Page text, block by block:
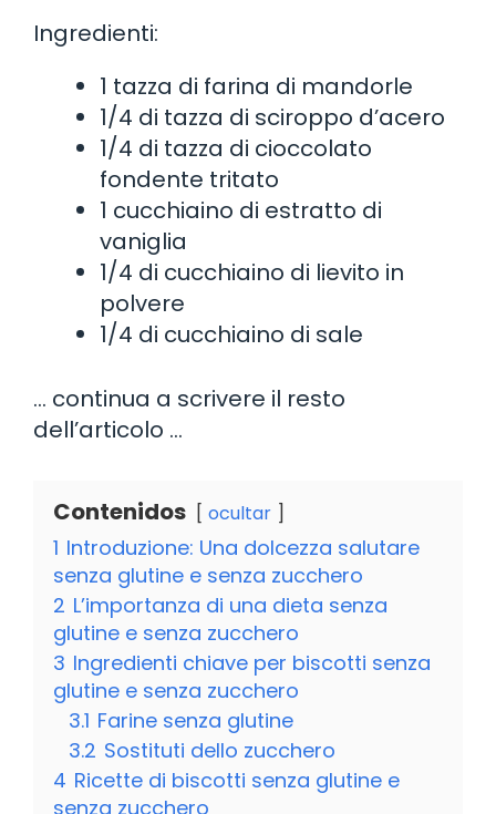
Ingredienti:
1 tazza di farina di mandorle
1/4 di tazza di sciroppo d’acero
1/4 di tazza di cioccolato
fondente tritato
1 cucchiaino di estratto di
vaniglia
1/4 di cucchiaino di lievito in
polvere
1/4 di cucchiaino di sale
… continua a scrivere il resto
dell’articolo …
Contenidos ocultar
1 Introduzione: Una dolcezza salutare
senza glutine e senza zucchero
2 L’importanza di una dieta senza
glutine e senza zucchero
3 Ingredienti chiave per biscotti senza
glutine e senza zucchero
3.1 Farine senza glutine
3.2 Sostituti dello zucchero
4 Ricette di biscotti senza glutine e
senza zucchero